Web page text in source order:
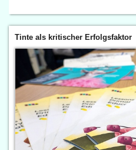
Tinte als kritischer Erfolgsfaktor